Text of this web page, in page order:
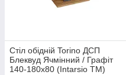
Стіл обідній Torino ДСП
Блеквуд Ячмінний / Графіт
140-180х80 (Intarsio TM)